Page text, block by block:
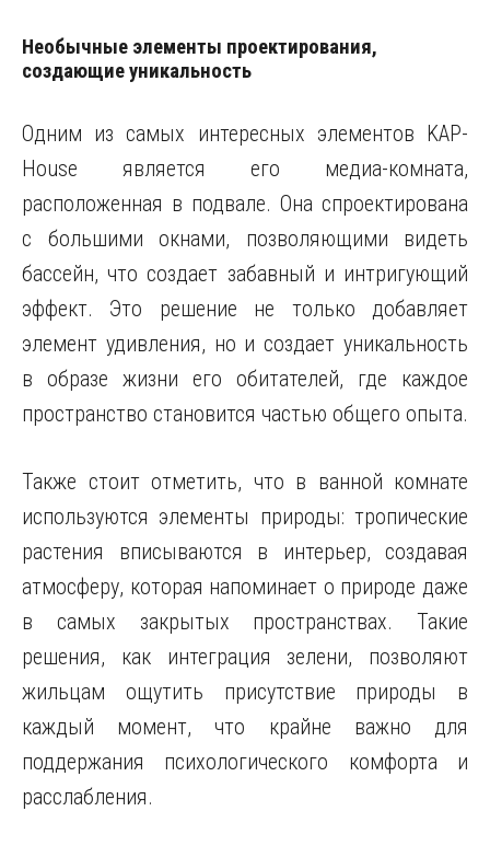
Необычные элементы проектирования,
создающие уникальность
Одним из самых интересных элементов KAP-
House является его медиа-комната,
расположенная в подвале. Она спроектирована
с большими окнами, позволяющими видеть
бассейн, что создает забавный и интригующий
эффект. Это решение не только добавляет
элемент удивления, но и создает уникальность
в образе жизни его обитателей, где каждое
пространство становится частью общего опыта.
Также стоит отметить, что в ванной комнате
используются элементы природы: тропические
растения вписываются в интерьер, создавая
атмосферу, которая напоминает о природе даже
в самых закрытых пространствах. Такие
решения, как интеграция зелени, позволяют
жильцам ощутить присутствие природы в
каждый момент, что крайне важно для
поддержания психологического комфорта и
расслабления.